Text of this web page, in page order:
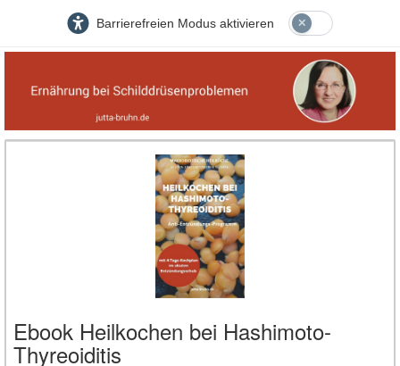
Barrierefreien Modus aktivieren
Ebook Heilkochen bei Hashimoto-
Thyreoiditis